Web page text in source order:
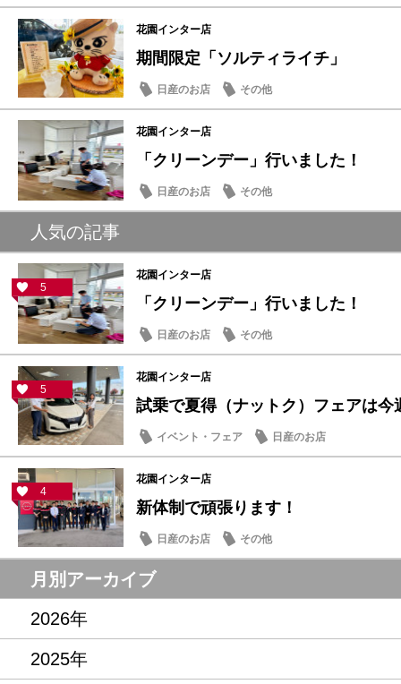
花園インター店
期間限定「ソルティライチ」
日産のお店 その他
花園インター店
「クリーンデー」行いました！
日産のお店 その他
人気の記事
5
花園インター店
「クリーンデー」行いました！
日産のお店 その他
5
花園インター店
試乗で夏得（ナットク）フェアは今
イベント・フェア 日産のお店
4
花園インター店
新体制で頑張ります！
日産のお店 その他
月別アーカイブ
2026年
2025年